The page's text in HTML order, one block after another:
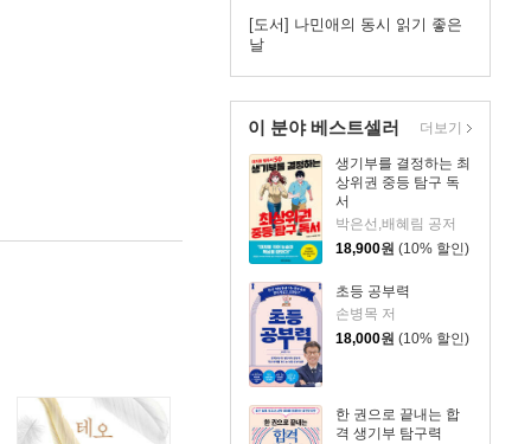
[도서] 나민애의 동시 읽기 좋은
날
이 분야 베스트셀러
생기부를 결정하는 최
상위권 중등 탐구 독
서
박은선,배혜림 공저
18,900원 (10% 할인)
초등 공부력
손병목 저
18,000원 (10% 할인)
한 권으로 끝내는 합
격 생기부 탐구력
더보기